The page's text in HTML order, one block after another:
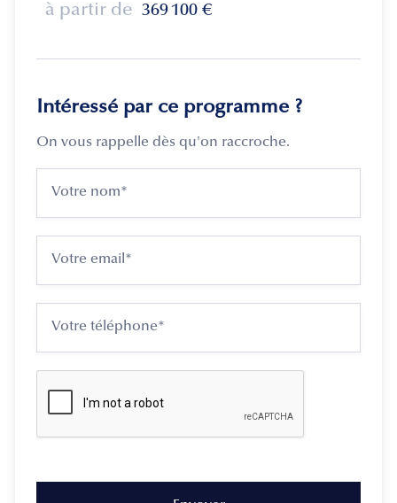
à partir de 369 100 €
Intéressé par ce programme ?
On vous rappelle dès qu'on raccroche.